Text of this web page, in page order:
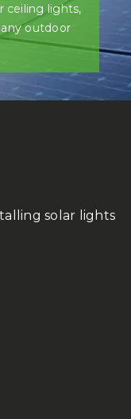
ceiling lights,
outdoor
solar lights